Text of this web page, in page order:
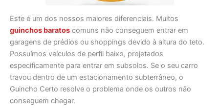
Este é um dos nossos maiores diferenciais. Muitos
guinchos baratos comuns não conseguem entrar em
garagens de prédios ou shoppings devido à altura do teto.
Possuímos veículos de perfil baixo, projetados
especificamente para entrar em subsolos. Se o seu carro
travou dentro de um estacionamento subterrâneo, o
Guincho Certo resolve o problema onde os outros não
conseguem chegar.